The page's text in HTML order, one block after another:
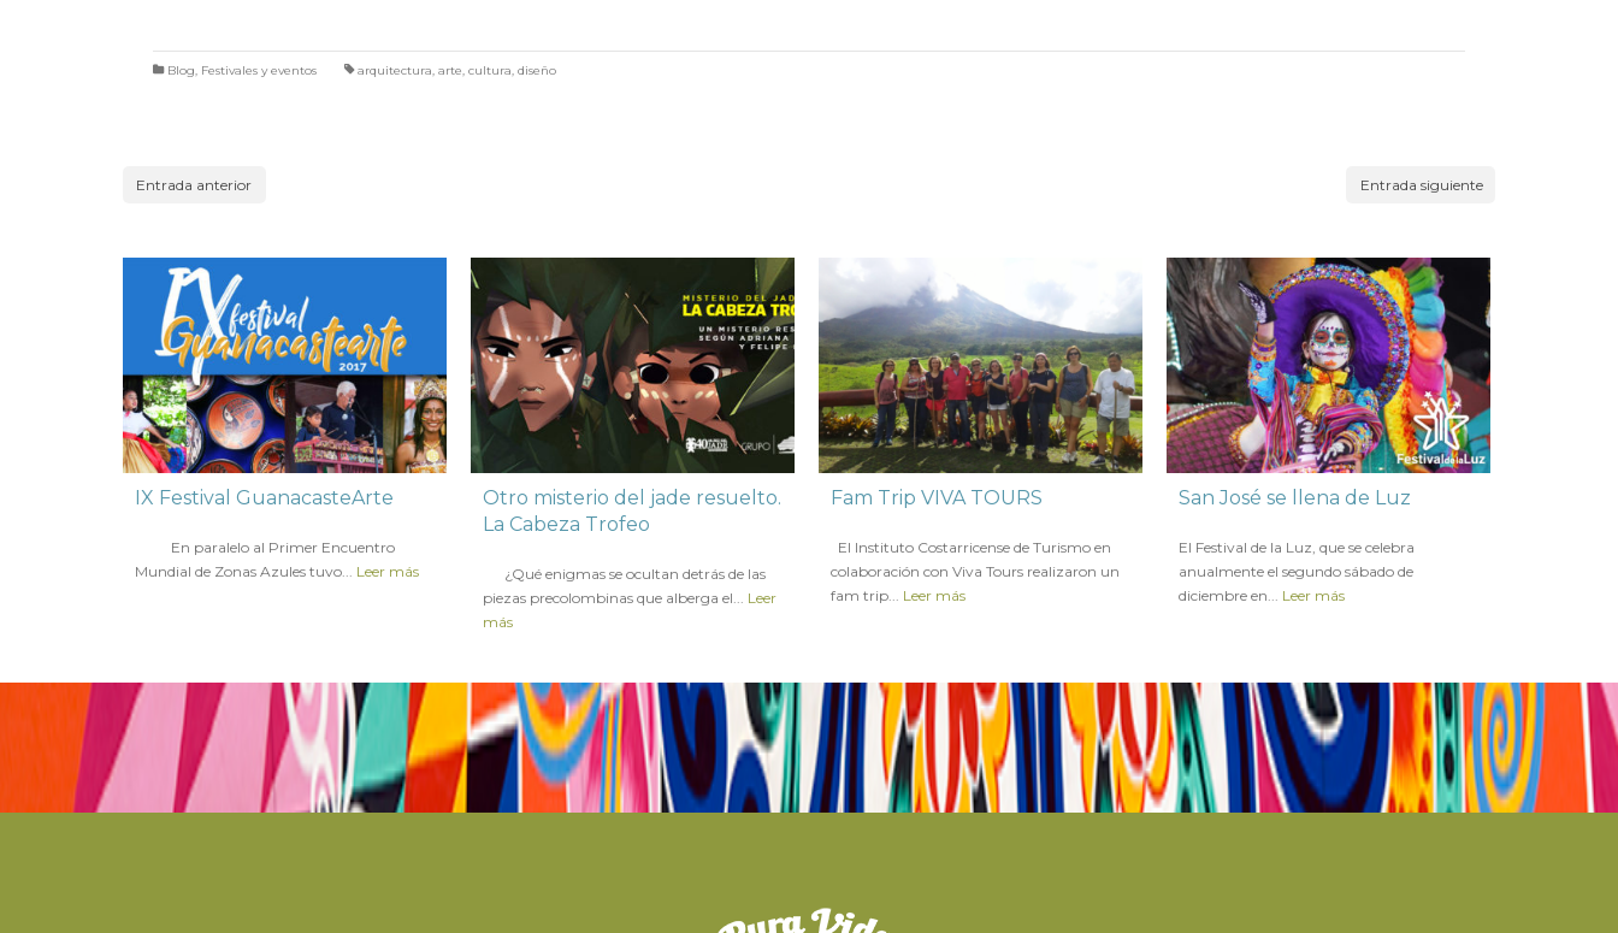
Blog, Festivales y eventos arquitectura, arte, cultura, diseño
Entrada anterior Entrada siguiente
IX Festival GuanacasteArte
En paralelo al Primer Encuentro
Mundial de Zonas Azules tuvo... Leer más
Otro misterio del jade resuelto.
La Cabeza Trofeo
¿Qué enigmas se ocultan detrás de las
piezas precolombinas que alberga el... Leer
más
Fam Trip VIVA TOURS
El Instituto Costarricense de Turismo en
colaboración con Viva Tours realizaron un
fam trip... Leer más
San José se llena de Luz
El Festival de la Luz, que se celebra
anualmente el segundo sábado de
diciembre en... Leer más